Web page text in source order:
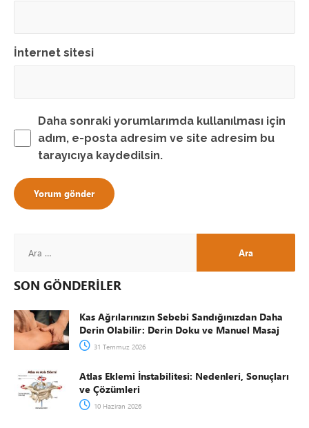
İnternet sitesi
Daha sonraki yorumlarımda kullanılması için
adım, e-posta adresim ve site adresim bu
tarayıcıya kaydedilsin.
SON GÖNDERİLER
Kas Ağrılarınızın Sebebi Sandığınızdan Daha
Derin Olabilir: Derin Doku ve Manuel Masaj
31 Temmuz 2026
Atlas Eklemi İnstabilitesi: Nedenleri, Sonuçları
ve Çözümleri
10 Haziran 2026